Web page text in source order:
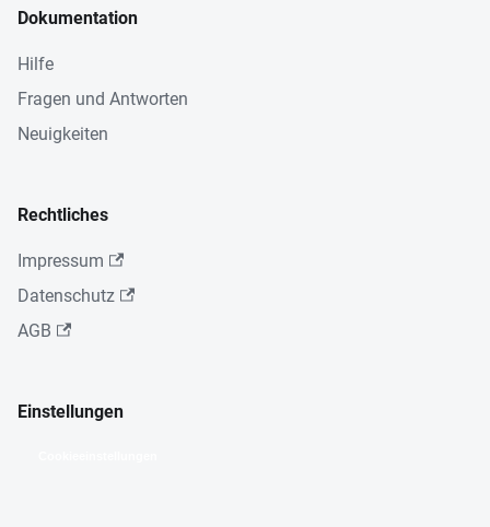
Dokumentation
Hilfe
Fragen und Antworten
Neuigkeiten
Rechtliches
Impressum
Datenschutz
AGB
Einstellungen